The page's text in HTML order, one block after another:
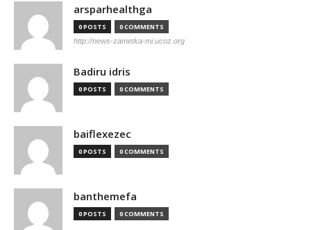
arsparhealthga
0 POSTS 0 COMMENTS
http://news-zametka-mi.ucoz.org
Badiru idris
0 POSTS 0 COMMENTS
baiflexezec
0 POSTS 0 COMMENTS
banthemefa
0 POSTS 0 COMMENTS